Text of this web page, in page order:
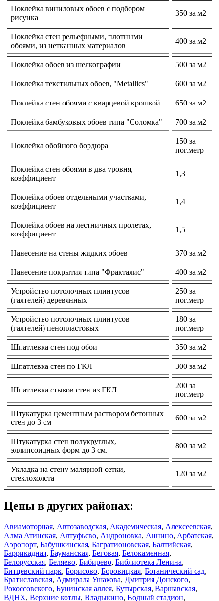
Поклейка виниловых обоев с подбором
рисунка
350 за м2
Поклейка стен рельефными, плотными
обоями, из нетканных материалов
400 за м2
Поклейка обоев из шелкографии 500 за м2
Поклейка текстильных обоев, "Metallics" 600 за м2
Поклейка стен обоями с кварцевой крошкой 650 за м2
Поклейка бамбуковых обоев типа "Соломка" 700 за м2
Поклейка обойного бордюра
150 за
пог.метр
Поклейка стен обоями в два уровня,
коэффициент
1,3
Поклейка обоев отдельными участками,
коэффициент
1,4
Поклейка обоев на лестничных пролетах,
коэффициент
1,5
Нанесение на стены жидких обоев 370 за м2
Нанесение покрытия типа "Фракталис" 400 за м2
Устройство потолочных плинтусов
(галтелей) деревянных
250 за
пог.метр
Устройство потолочных плинтусов
(галтелей) пенопластовых
180 за
пог.метр
Шпатлевка стен под обои 350 за м2
Шпатлевка стен по ГКЛ 300 за м2
Шпатлевка стыков стен из ГКЛ
200 за
пог.метр
Штукатурка цементным раствором бетонных
стен до 3 см
600 за м2
Штукатурка стен полукруглых,
эллипсоидных форм до 3 см.
800 за м2
Укладка на стену малярной сетки,
стеклохолста
120 за м2
Цены в других районах:
Авиамоторная, Автозаводская, Академическая, Алексеевская,
Алма Атинская, Алтуфьево, Андроновка, Аннино, Арбатская,
Аэропорт, Бабушкинская, Багратионовская, Балтийская,
Баррикадная, Бауманская, Беговая, Белокаменная,
Белорусская, Беляево, Бибирево, Библиотека Ленина,
Битцевский парк, Борисово, Боровицкая, Ботанический сад,
Братиславская, Адмирала Ушакова, Дмитрия Донского,
Рокоссовского, Бунинская аллея, Бутырская, Варшавская,
ВДНХ, Верхние котлы, Владыкино, Водный стадион,